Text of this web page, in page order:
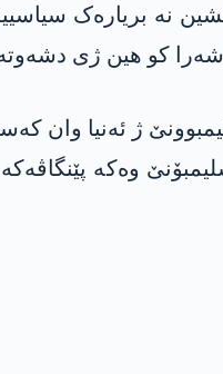
نە بریارەک
شەرا کو ھین ژی
ژ ئەنیا وان
وەکە